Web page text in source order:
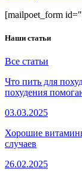
[mailpoet_form
Наши статьи
Все статьи
Что пить для
похудения
03.03.2025
Хорошие
случаев
26.02.2025